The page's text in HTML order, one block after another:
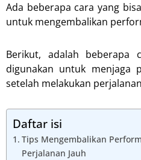
Ada beberapa cara yang
untuk mengembalikan
Berikut, adalah beberapa
digunakan untuk menjaga
setelah melakukan
Daftar isi
Tips Mengembalikan
Perjalanan Jauh